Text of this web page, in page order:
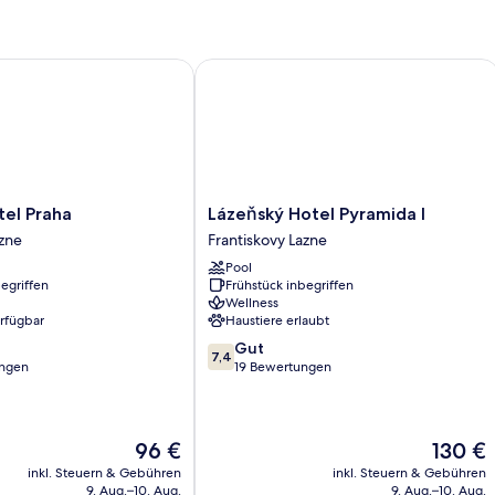
Praha
Der
Preis
beträgt
96 €
inkl. Steuern & Gebühren
9. Aug.–10. Aug.
Lázeňský
Hotel
Pyramida
I
Frantiskovy
Lazne
Lázeňský Hotel Pyramida I
Frantiskovy Lazne
Pool
Frühstück inbegriffen
Wellness
Haustiere erlaubt
7.4
von
7,4 Gut
19 Bewertungen
Der
Preis
beträgt
130 €
inkl. Steuern & Gebühren
9. Aug.–10. Aug.
Lázeňský Hotel Pyramida I